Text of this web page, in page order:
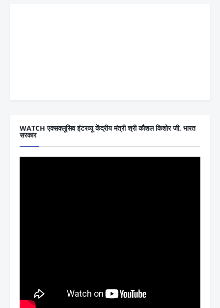
WATCH एक्सक्लूसिव इंटरव्यू केंद्रीय मंत्री श्री कौशल किशोर जी, भारत
सरकार